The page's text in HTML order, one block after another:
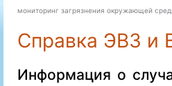
мониторинг загрязнения окружающей
Справка ЭВЗ и
Информация о